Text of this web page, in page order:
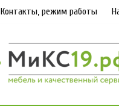
Контакты, режим работы